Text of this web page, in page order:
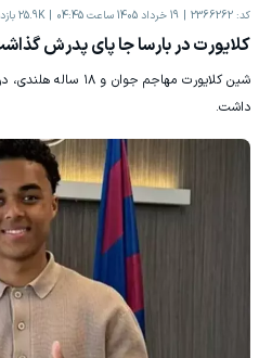
کد: 2366262 19 خرداد 1405 ساعت 04:45 25.9K
کلایورت در بارسا جا پای پدرش
شین کلایورت مهاجم
داشت.